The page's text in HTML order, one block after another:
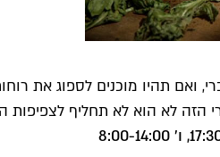
ואם תהיו מוכנים לספוג את